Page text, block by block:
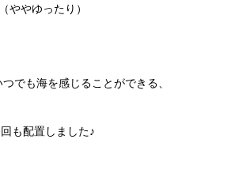
ややゆったり）
でも海を感じることができる、
も配置しました♪